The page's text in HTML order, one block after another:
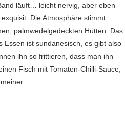
läuft… leicht nervig, aber eben
Die Atmosphäre stimmt
palmwedelgedeckten Hütten. Das
Essen ist sundanesisch, es gibt also
ihn so frittieren, dass man ihn
Fisch mit Tomaten-Chilli-Sauce,